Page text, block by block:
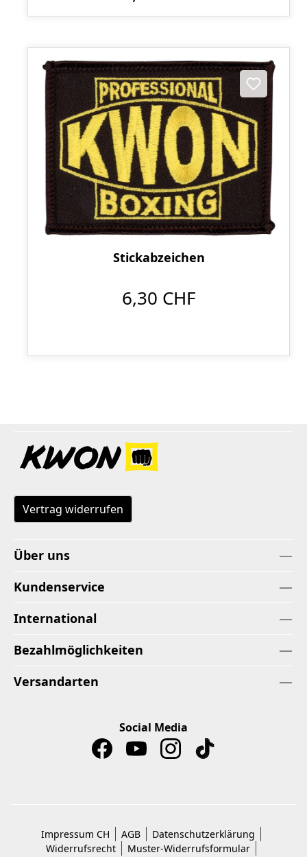
Stickabzeichen
6,30 CHF
Vertrag widerrufen
Über uns
Kundenservice
International
Bezahlmöglichkeiten
Versandarten
Social Media
Impressum CH AGB
Datenschutzerklärung
Widerrufsrecht
Muster-Widerrufsformular